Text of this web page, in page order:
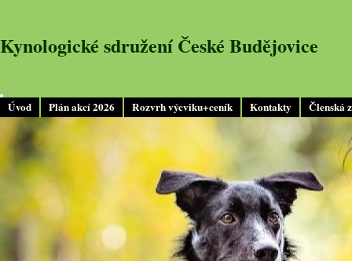
Úvod Plán akcí 2026 Rozvrh výcviku+ceník Kontakty Členská
Kynologické sdružení České Budějovice